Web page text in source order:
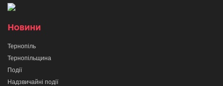
Новини
Тернопіль
Тернопільщина
Події
Надзвичайні події